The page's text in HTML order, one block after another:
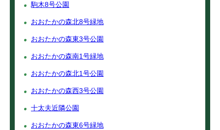
駒木8号公園
おおたかの森北8号緑地
おおたかの森東3号公園
おおたかの森南1号緑地
おおたかの森北1号公園
おおたかの森西3号公園
十太夫近隣公園
おおたかの森東6号緑地